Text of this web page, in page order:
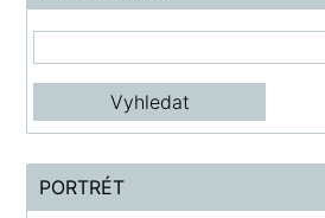
PORTRÉT